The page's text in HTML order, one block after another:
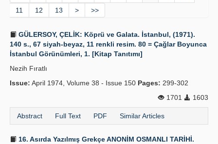
Writing Rules
Principles
Publication Policies
Guidelines
11
12 13 > >>
GÜLERSOY, ÇELİK: Köprü ve Galata. İstanbul, (1971).
140 s., 67 siyah-beyaz, 11 renkli resim. 80 = Çağlar Boyunca
İstanbul Görünümleri, 1. [Kitap Tanıtımı]
Nezih Fıratlı
Issue: April 1974, Volume 38 - Issue 150 Pages: 299-302
1701
1603
Abstract Full Text PDF Similar Articles
16. Asırda Yazılmış Grekçe ANONİM OSMANLI TARİHİ.